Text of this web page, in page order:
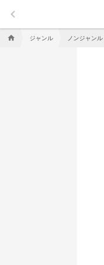
keyboard_arrow_left
home ジャンル ノンジャンル